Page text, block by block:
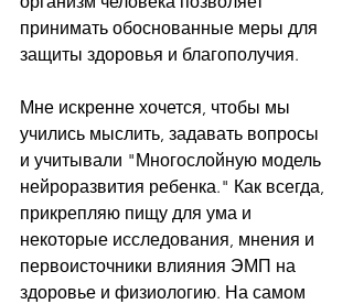
принимать обоснованные меры для
защиты здоровья и благополучия.
Мне искренне хочется, чтобы мы
учились мыслить, задавать вопросы
и учитывали "Многослойную модель
нейроразвития ребенка." Как всегда,
прикрепляю пищу для ума и
некоторые исследования, мнения и
первоисточники влияния ЭМП на
здоровье и физиологию. На самом